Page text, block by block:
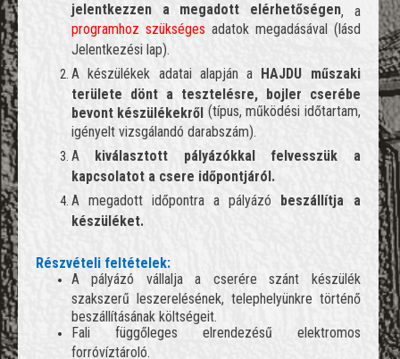
jelentkezzen a megadott elérhetőségen, a
programhoz szükséges adatok megadásával (lásd
Jelentkezési lap).
A készülékek adatai alapján a HAJDU műszaki
területe dönt a tesztelésre, bojler cserébe
bevont készülékekről (típus, működési időtartam,
igényelt vizsgálandó darabszám).
A kiválasztott pályázókkal felvesszük a
kapcsolatot a csere időpontjáról.
A megadott időpontra a pályázó beszállítja a
készüléket.
Részvételi feltételek:
A pályázó vállalja a cserére szánt készülék
szakszerű leszerelésének, telephelyünkre történő
beszállításának költségeit.
Fali függőleges elrendezésű elektromos
forróvíztároló.